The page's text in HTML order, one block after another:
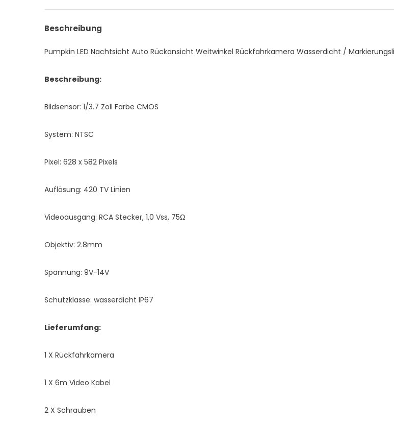
Beschreibung
Pumpkin LED Nachtsicht Auto Rückansicht Weitwinkel Rückfahrkamera Wasserdicht /
Beschreibung:
Bildsensor: 1/3.7 Zoll Farbe CMOS
System: NTSC
Pixel: 628 x 582 Pixels
Auflösung: 420 TV Linien
Videoausgang: RCA Stecker, 1,0 Vss, 75Ω
Objektiv: 2.8mm
Spannung: 9V-14V
Schutzklasse: wasserdicht IP67
Lieferumfang:
1 X Rückfahrkamera
1 X 6m Video Kabel
2 X Schrauben